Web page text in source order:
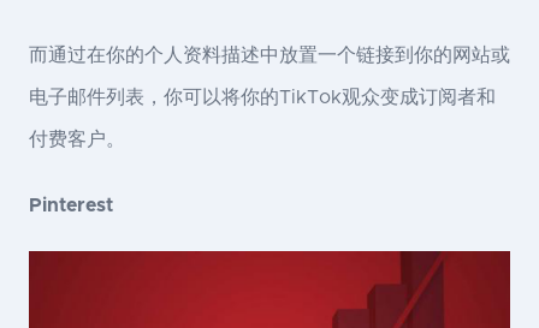
而通过在你的个人资料描述中放置一个链接到你的网站或
电子邮件列表，你可以将你的TikTok观众变成订阅者和
付费客户。
Pinterest